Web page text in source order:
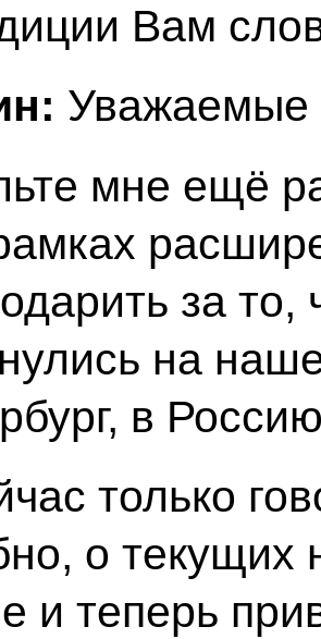
Вам
Уважаемые
мне ещё
за
на
в
только
о текущих
и теперь